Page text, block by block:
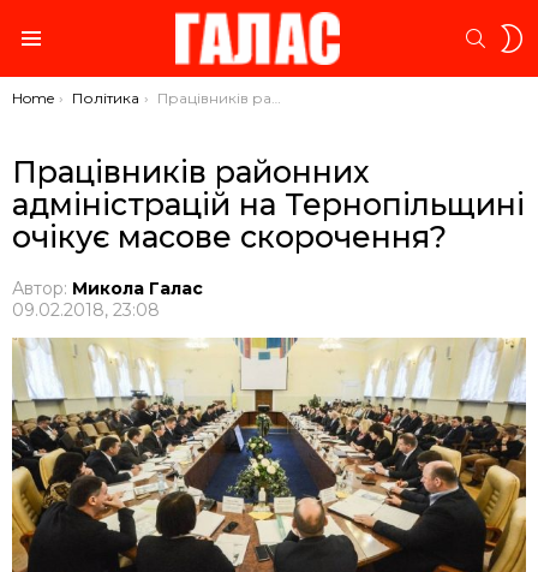
You are here:
Home Політика Працівників районних адміністрацій на Тернопільщині очікує масове скорочення?
Працівників районних
адміністрацій на Тернопільщині
очікує масове скорочення?
Автор: Микола Галас
09.02.2018, 23:08